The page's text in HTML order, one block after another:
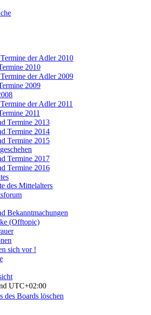
der Adler 2010
2010
der Adler 2009
2009
der Adler 2011
2011
Termine 2013
Termine 2014
Termine 2015
Termine 2017
Termine 2016
des Mittelalters
Bekanntmachungen
(Offtopic)
sich vor !
UTC+02:00
des Boards löschen